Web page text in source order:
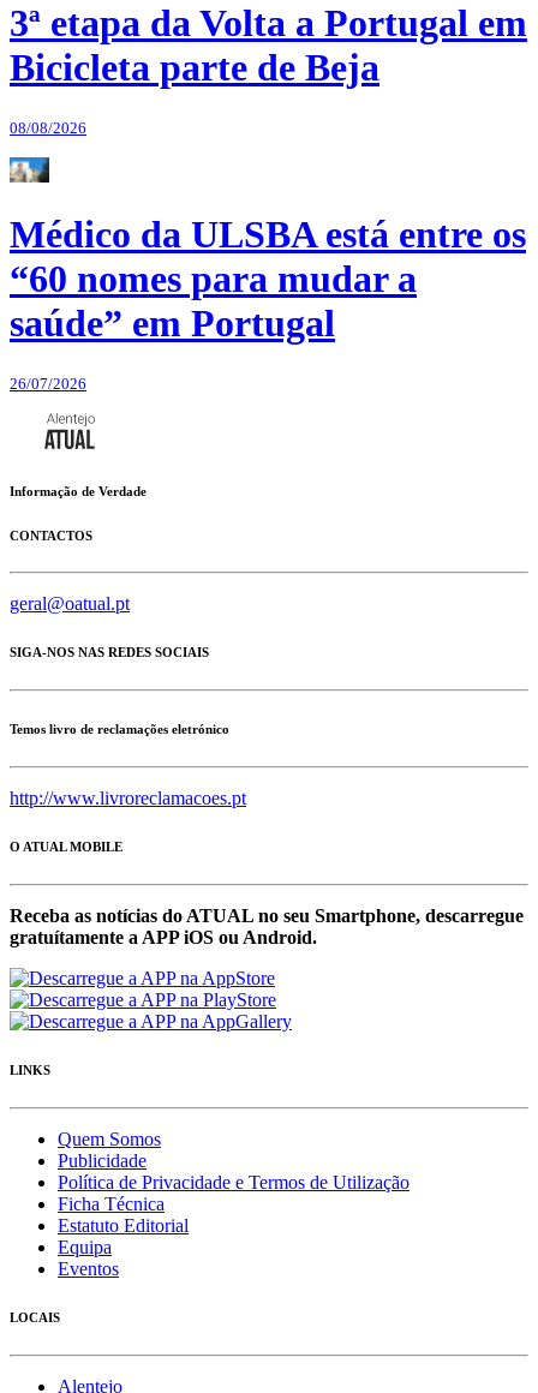
3ª etapa da Volta a Portugal em
Bicicleta parte de Beja
08/08/2026
Médico da ULSBA está entre os
“60 nomes para mudar a
saúde” em Portugal
26/07/2026
Informação de Verdade
CONTACTOS
geral@oatual.pt
SIGA-NOS NAS REDES SOCIAIS
Temos livro de reclamações eletrónico
http://www.livroreclamacoes.pt
O ATUAL MOBILE
Receba as notícias do ATUAL no seu Smartphone, descarregue
gratuítamente a APP iOS ou Android.
LINKS
Quem Somos
Publicidade
Política de Privacidade e Termos de Utilização
Ficha Técnica
Estatuto Editorial
Equipa
Eventos
LOCAIS
Alentejo